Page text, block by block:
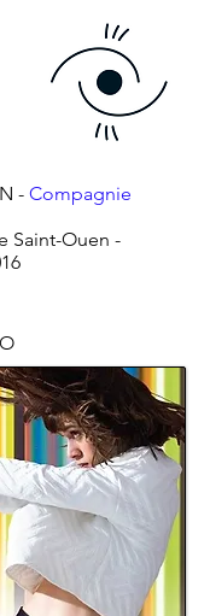
- Compagnie
Saint-Ouen -